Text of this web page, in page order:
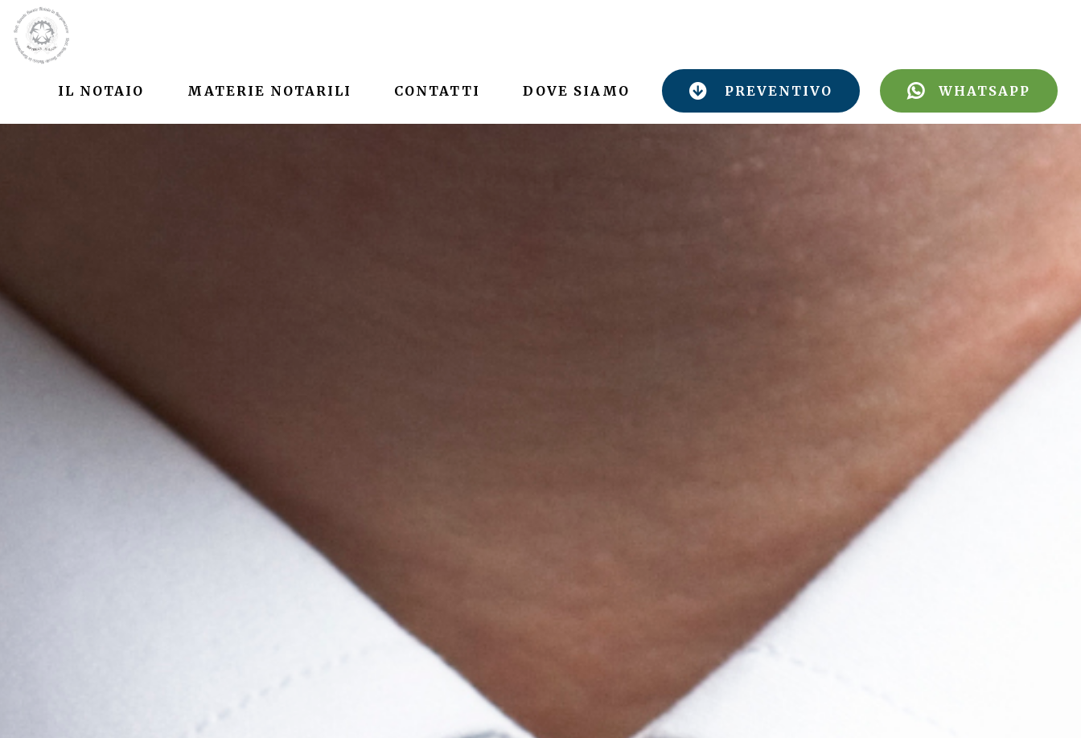
IL NOTAIO MATERIE NOTARILI CONTATTI DOVE SIAMO PREVENTIVO WHATSAPP